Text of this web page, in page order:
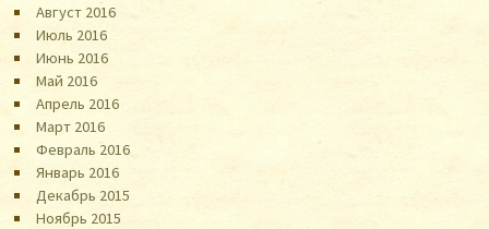
Август 2016
Июль 2016
Июнь 2016
Май 2016
Апрель 2016
Март 2016
Февраль 2016
Январь 2016
Декабрь 2015
Ноябрь 2015